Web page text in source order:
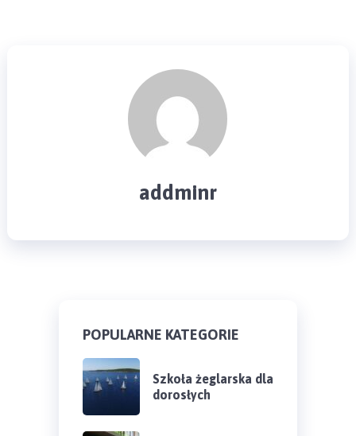
addminr
POPULARNE KATEGORIE
Szkoła żeglarska dla
dorosłych